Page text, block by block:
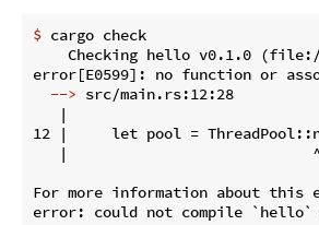
$ cargo check
Checking hello v0.1.0
  -->
src/main.rs:12:28
   |
12 |     let pool =
|
For more information about